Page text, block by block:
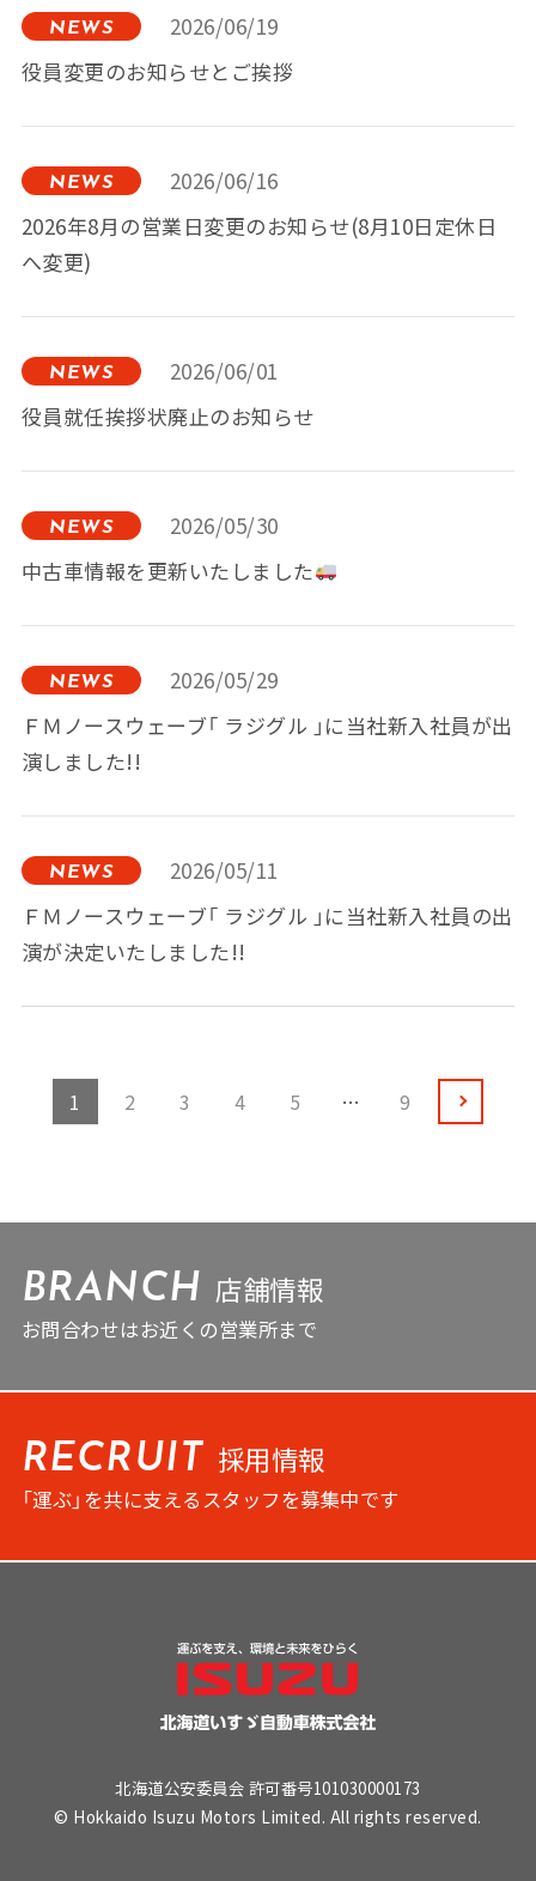
NEWS
2026/06/19
役員変更のお知らせとご挨拶
NEWS
2026/06/16
2026年8月の営業日変更のお知らせ(8月10日定休日
へ変更)
NEWS
2026/06/01
役員就任挨拶状廃止のお知らせ
NEWS
2026/05/30
中古車情報を更新いたしました
NEWS
2026/05/29
ＦＭノースウェーブ「 ラジグル 」に当社新入社員が出
演しました!!
NEWS
2026/05/11
ＦＭノースウェーブ「 ラジグル 」に当社新入社員の出
演が決定いたしました!!
1 2 3 4 5 … 9
BRANCH 店舗情報
お問合わせはお近くの営業所まで
RECRUIT 採用情報
「運ぶ」を共に支えるスタッフを募集中です
北海道公安委員会 許可番号101030000173
© Hokkaido Isuzu Motors Limited. All rights reserved.